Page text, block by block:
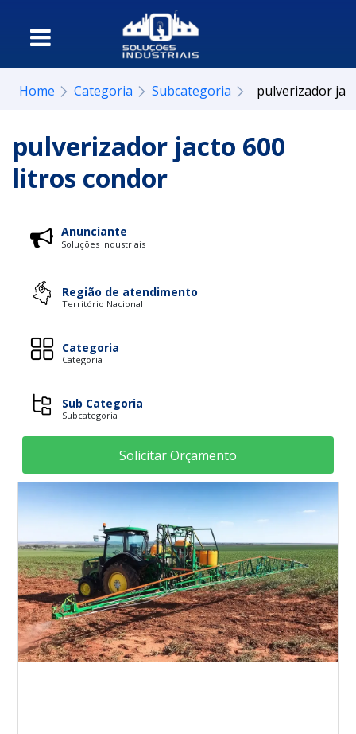
Home Categoria Subcategoria pulverizador
pulverizador jacto 600
litros condor
Anunciante
Soluções Industriais
Região de atendimento
Território Nacional
Categoria
Categoria
Sub Categoria
Subcategoria
Solicitar Orçamento